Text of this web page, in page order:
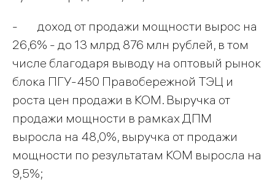
- доход от продажи мощности вырос на
26,6% - до 13 млрд 876 млн рублей, в том
числе благодаря выводу на оптовый рынок
блока ПГУ-450 Правобережной ТЭЦ и
роста цен продажи в КОМ. Выручка от
продажи мощности в рамках ДПМ
выросла на 48,0%, выручка от продажи
мощности по результатам КОМ выросла на
9,5%;